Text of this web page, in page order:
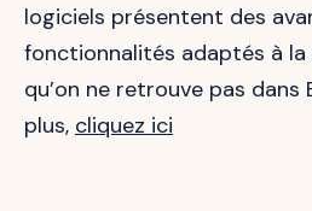
logiciels présentent des
fonctionnalités adaptés à
qu’on ne retrouve pas dans
plus, cliquez ici